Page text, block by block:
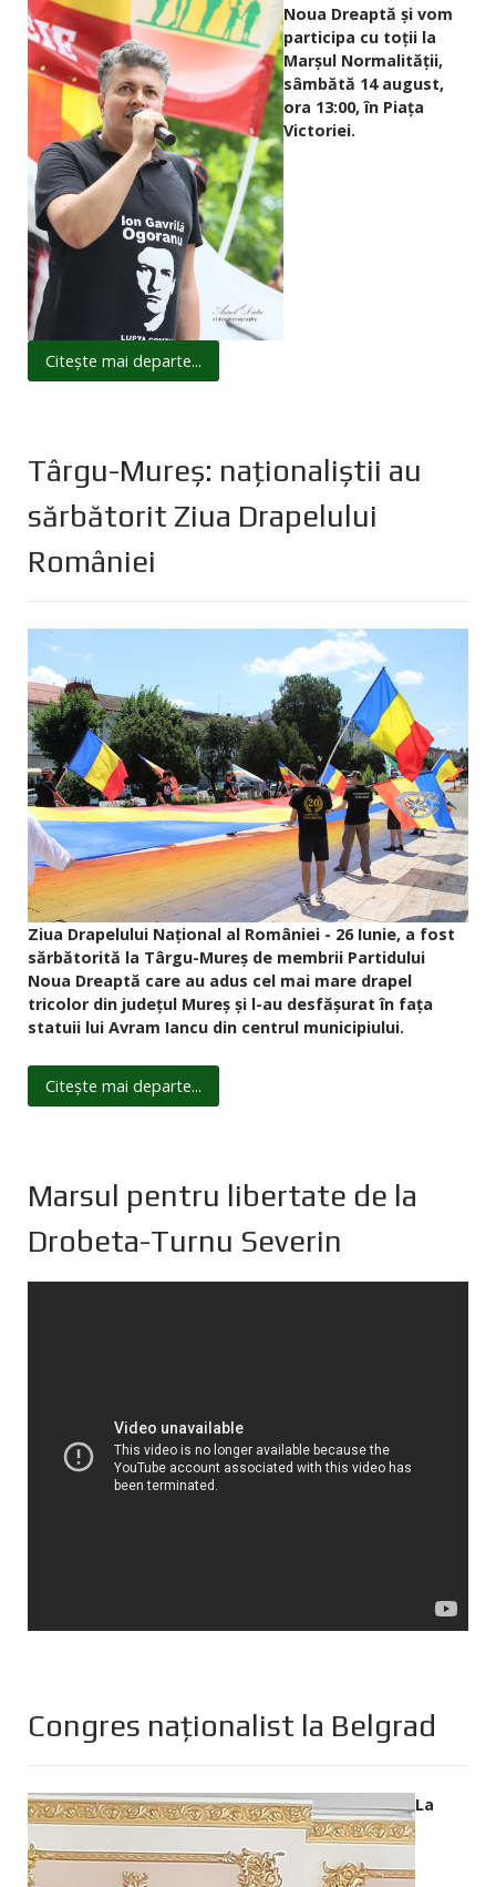
Noua Dreaptă și vom
participa cu toții la
Marșul Normalității,
sâmbătă 14 august,
ora 13:00, în Piața
Victoriei.
Citește mai departe...
Târgu-Mureș: naționaliștii au
sărbătorit Ziua Drapelului
României
Ziua Drapelului Naţional al României - 26 Iunie, a fost
sărbătorită la Târgu-Mureș de membrii Partidului
Noua Dreaptă care au adus cel mai mare drapel
tricolor din judeţul Mureș și l-au desfășurat în faţa
statuii lui Avram Iancu din centrul municipiului.
Citește mai departe...
Marsul pentru libertate de la
Drobeta-Turnu Severin
Congres naționalist la Belgrad
La